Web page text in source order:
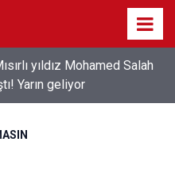
yıldız Mohamed Salah
Yarın geliyor